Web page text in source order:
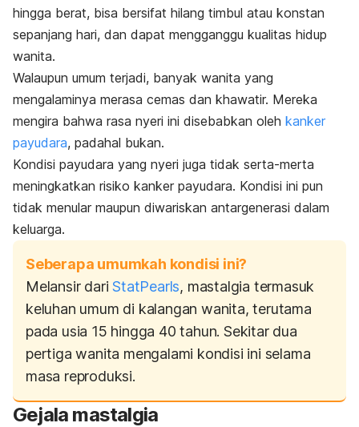
hingga berat, bisa bersifat hilang timbul atau konstan
sepanjang hari, dan dapat mengganggu kualitas hidup
wanita.
Walaupun umum terjadi, banyak wanita yang
mengalaminya merasa cemas dan khawatir. Mereka
mengira bahwa rasa nyeri ini disebabkan oleh kanker
payudara, padahal bukan.
Kondisi payudara yang nyeri juga tidak serta-merta
meningkatkan risiko kanker payudara. Kondisi ini pun
tidak menular maupun diwariskan antargenerasi dalam
keluarga.
Seberapa umumkah kondisi ini?
Melansir dariStatPearls, mastalgia termasuk
keluhan umum di kalangan wanita, terutama
pada usia 15 hingga 40 tahun. Sekitar dua
pertiga wanita mengalami kondisi ini selama
masa reproduksi.
Gejala mastalgia